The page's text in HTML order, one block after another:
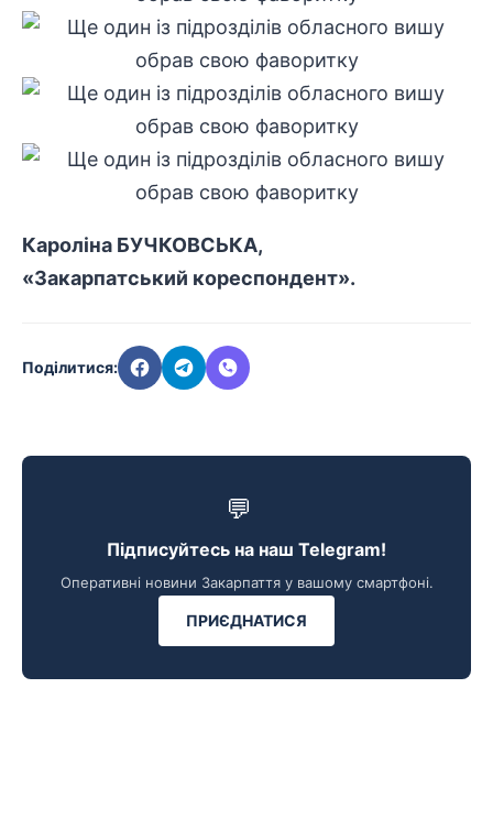
Кароліна БУЧКОВСЬКА,
«Закарпатський кореспондент».
Поділитися:
💬
Підписуйтесь на наш Telegram!
Оперативні новини Закарпаття у вашому смартфоні.
ПРИЄДНАТИСЯ